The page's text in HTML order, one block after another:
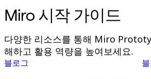
Miro 시작 가이드
다양한 리소스를 통해 Miro
해하고 활용 역량을 높여보세요.
블로그